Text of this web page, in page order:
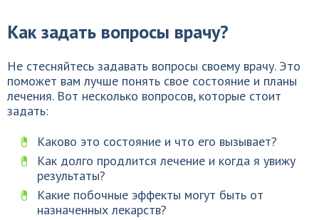
Как задать вопросы врачу?
Не стесняйтесь задавать вопросы своему врачу. Это
поможет вам лучше понять свое состояние и планы
лечения. Вот несколько вопросов, которые стоит
задать:
Каково это состояние и что его вызывает?
Как долго продлится лечение и когда я увижу
результаты?
Какие побочные эффекты могут быть от
назначенных лекарств?